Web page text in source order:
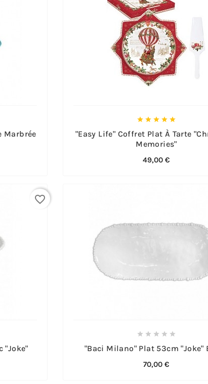
Marbrée
    
"Easy Life" Coffret Plat À Tarte
Memories"
49,00 €
"Joke"
favorite_border
    
"Baci Milano" Plat 53cm "Joke"
70,00 €